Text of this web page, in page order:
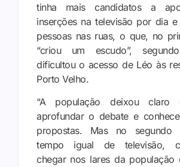
tinha mais candidatos a
inserções na televisão por dia
pessoas nas ruas, o que, no
“criou um escudo”,
dificultou o acesso de Léo às
Porto Velho.
“A população deixou claro
aprofundar o debate e
propostas. Mas no segundo
tempo igual de televisão,
chegar nos lares da população